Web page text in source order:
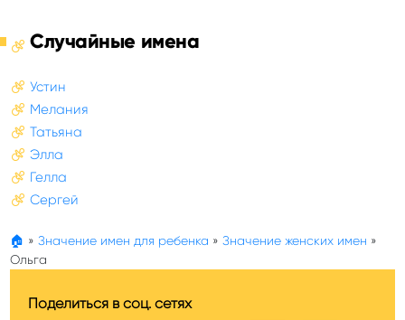
Случайные имена
Устин
Мелания
Татьяна
Элла
Гелла
Сергей
🏠 » Значение имен для ребенка » Значение женских имен »
Ольга
Поделиться в соц. сетях